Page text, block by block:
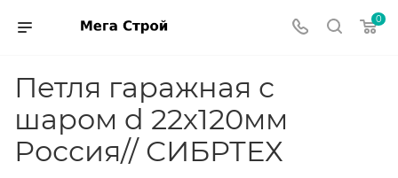
0
Петля гаражная с
шаром d 22х120мм
Россия// СИБРТЕХ